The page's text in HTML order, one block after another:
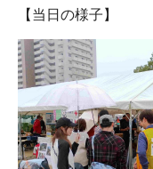
【当日の様子】